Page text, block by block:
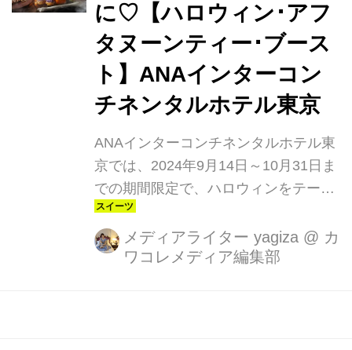
ンジ」にて初登場のアフタヌーンティ
ーをレポートします。
に♡【ハロウィン･アフ
タヌーンティー･ブース
ト】ANAインターコン
チネンタルホテル東京
ANAインターコンチネンタルホテル東
京では、2024年9月14日～10月31日ま
での期間限定で、ハロウィンをテーマ
にしたアフタヌーンティーメニューを
2種類展開しています。高層階からの
眺望とともに秋の味覚を優雅に味わう
メディアライター yagiza @ カ
ワコレメディア編集部